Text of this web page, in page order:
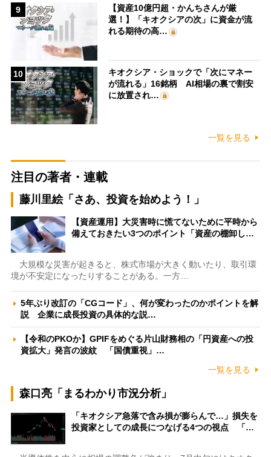
9
【資産10億円超・かんちさんが厳
選！】「キオクシアの次」に資金が流
れる期待の高…
10
キオクシア・ショックで「次にマネー
が流れる」16銘柄 AI相場の裏で割安
に放置され…
一覧を見る
注目の著者・連載
藤川里絵「さあ、投資を始めよう！」
【資産運用】大災害時に慌てないために平時から
備えておきたい3つのポイント「資産の棚卸し…
大規模な災害が起きると、株式市場が大きく動いたり、取引環
境が不安定になったりすることがある。一方…
5年ぶり改訂の「CGコード」、何が変わったのかポイントを解
説 企業に成長投資の具体的な説…
【令和のPKOか】GPIFをめぐる片山財務相の「円資産への投
資拡大」発言の波紋 「国債重視」…
一覧を見る
森口亮「まるわかり市況分析」
「キオクシア急落で含み損が膨らんで…」損失を
投資家としての成長につなげる4つの視点 「…